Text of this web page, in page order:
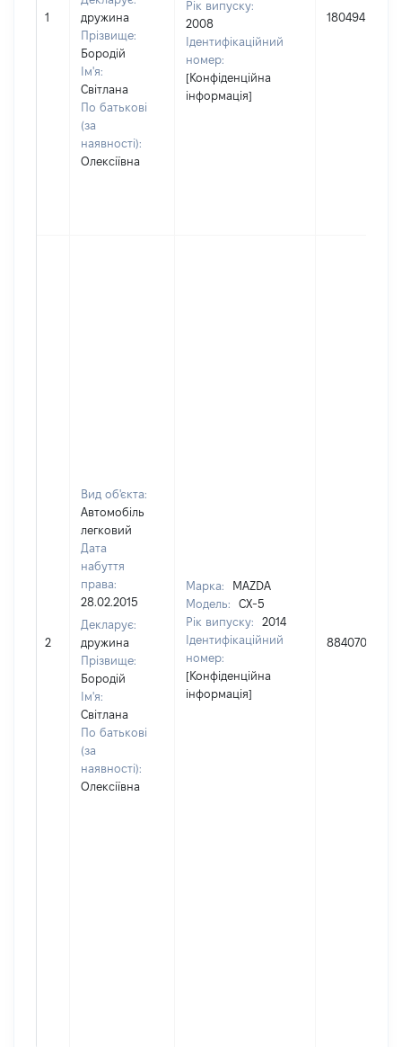
1
дружина
Прізвище:
Бородій
Ім'я:
Світлана
По батькові
(за
наявності):
Олексіївна
Рік випуску:
2008
Ідентифікаційний
номер:
[Конфіденційна
інформація]
180494
2
Вид об'єкта:
Автомобіль
легковий
Дата
набуття
права:
28.02.2015
Декларує:
дружина
Прізвище:
Бородій
Ім'я:
Світлана
По батькові
(за
наявності):
Олексіївна
Марка:
MAZDA
Модель:
CX-5
Рік випуску:
2014
Ідентифікаційний
номер:
[Конфіденційна
інформація]
884070